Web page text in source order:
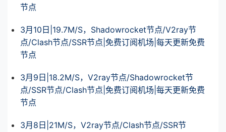
节点
3月10日|19.7M/S，Shadowrocket节点/V2ray节
点/Clash节点/SSR节点|免费订阅机场|每天更新免费
节点
3月9日|18.2M/S，V2ray节点/Shadowrocket节
点/SSR节点/Clash节点|免费订阅机场|每天更新免费
节点
3月8日|21M/S，V2ray节点/Clash节点/SSR节